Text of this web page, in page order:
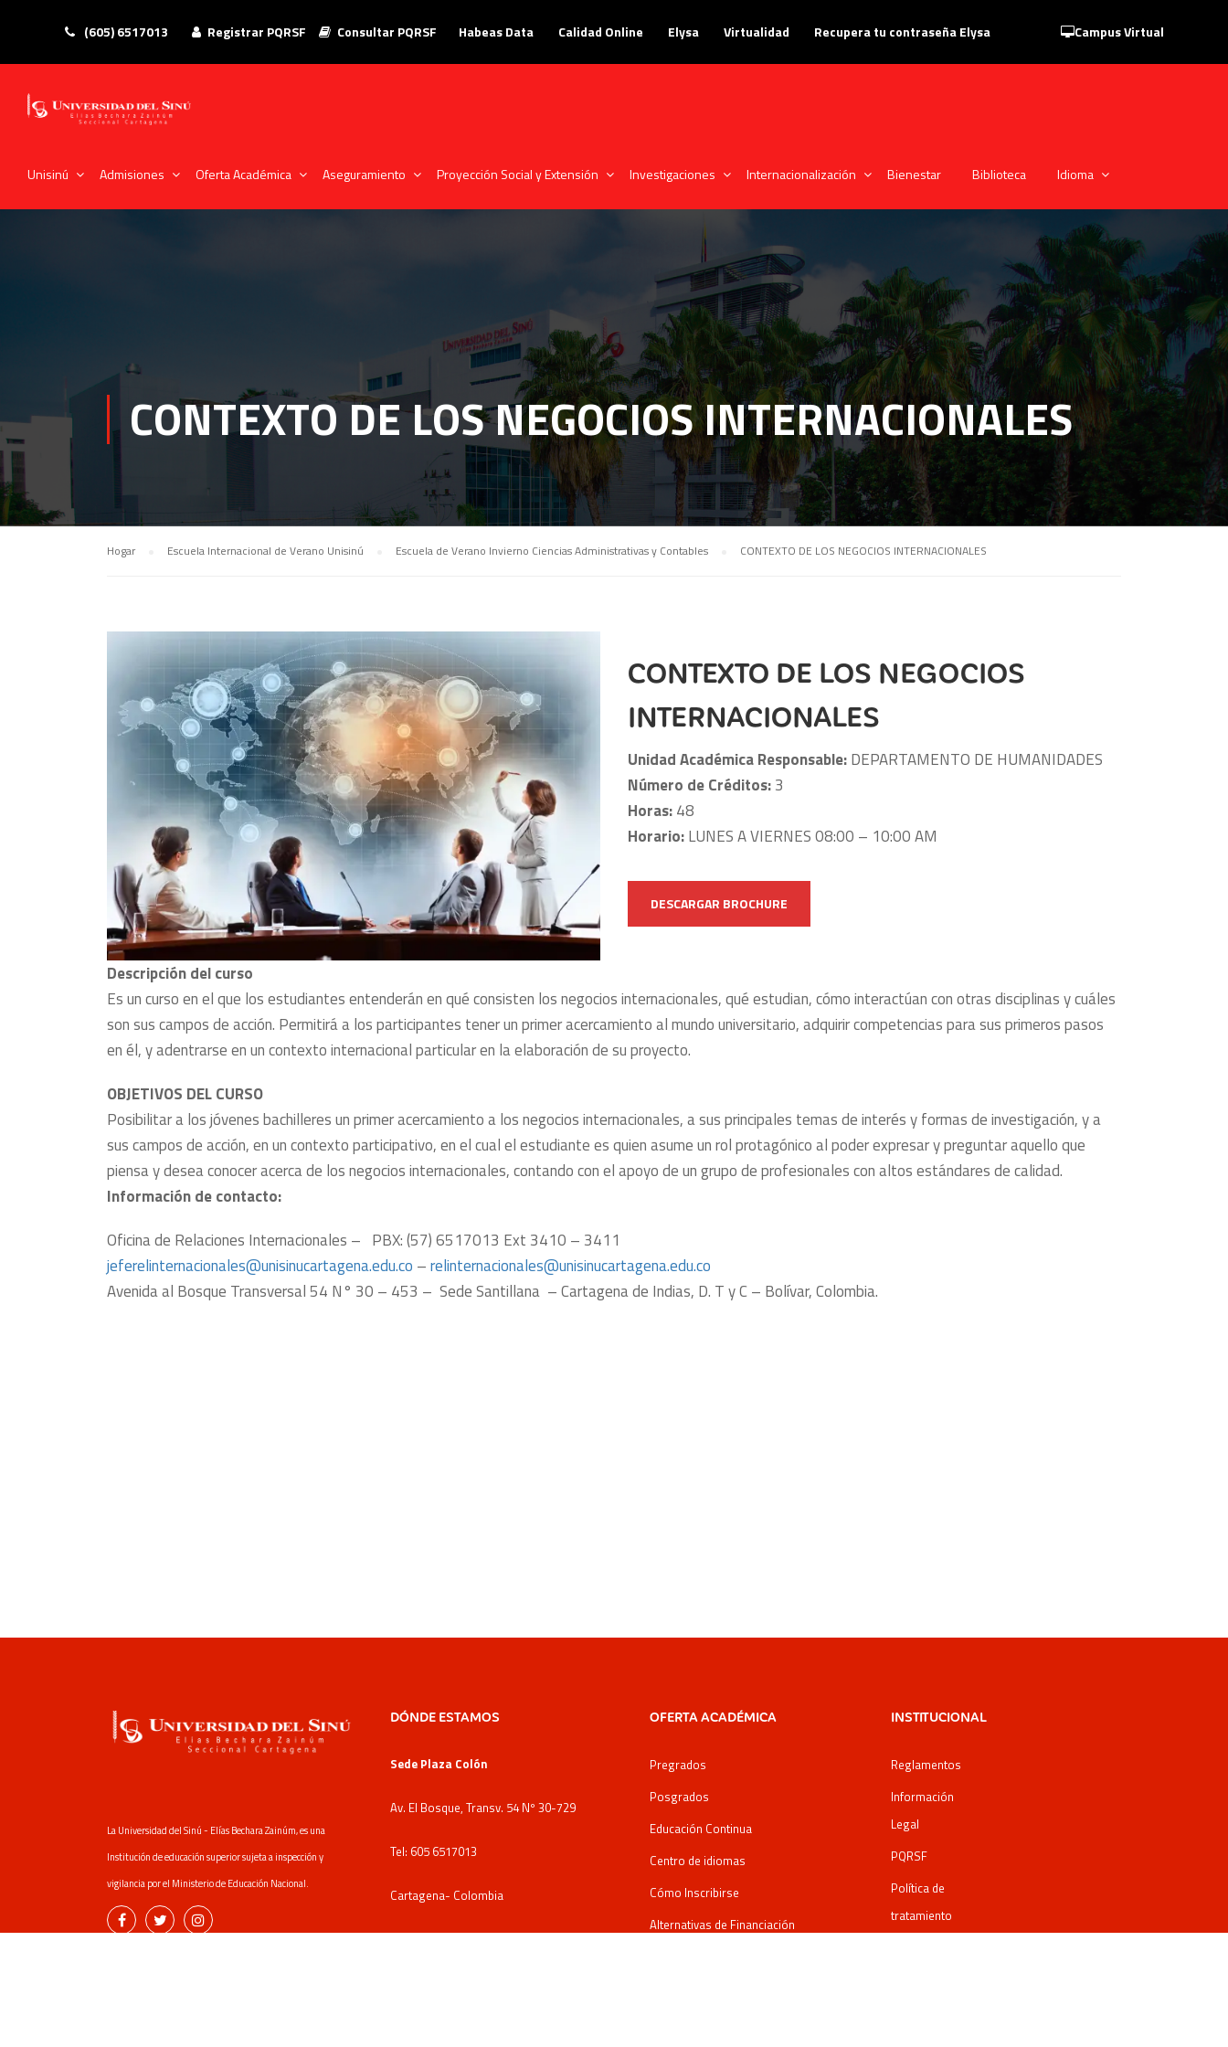
Campus Virtual
Habeas Data Calidad Online Elysa Virtualidad Recupera tu contraseña Elysa
(605) 6517013 Registrar PQRSF Consultar PQRSF
Unisinú Admisiones Oferta Académica Aseguramiento Proyección Social y Extensión Investigaciones Internacionalización Bienestar Biblioteca Idioma
CONTEXTO DE LOS NEGOCIOS INTERNACIONALES
Hogar Escuela Internacional de Verano Unisinú Escuela de Verano Invierno Ciencias Administrativas y Contables CONTEXTO DE LOS NEGOCIOS INTERNACIONALES
CONTEXTO DE LOS NEGOCIOS
INTERNACIONALES
Unidad Académica Responsable:DEPARTAMENTO DE HUMANIDADES
Número de Créditos:3
Horas:48
Horario:LUNES A VIERNES 08:00 – 10:00 AM
DESCARGAR BROCHURE
Descripción del curso
Es un curso en el que los estudiantes entenderán en qué consisten los negocios internacionales, qué estudian, cómo interactúan con otras disciplinas y cuáles
son sus campos de acción. Permitirá a los participantes tener un primer acercamiento al mundo universitario, adquirir competencias para sus primeros pasos
en él, y adentrarse en un contexto internacional particular en la elaboración de su proyecto.
OBJETIVOS DEL CURSO
Posibilitar a los jóvenes bachilleres un primer acercamiento a los negocios internacionales, a sus principales temas de interés y formas de investigación, y a
sus campos de acción, en un contexto participativo, en el cual el estudiante es quien asume un rol protagónico al poder expresar y preguntar aquello que
piensa y desea conocer acerca de los negocios internacionales, contando con el apoyo de un grupo de profesionales con altos estándares de calidad.
Información de contacto:
Oficina de Relaciones Internacionales – PBX: (57) 6517013 Ext 3410 – 3411
jeferelinternacionales@unisinucartagena.edu.co –relinternacionales@unisinucartagena.edu.co
Avenida al Bosque Transversal 54 N° 30 – 453 – Sede Santillana – Cartagena de Indias, D. T y C – Bolívar, Colombia.
La Universidad del Sinú - Elías Bechara Zainúm, es una
Institución de educación superior sujeta a inspección y
vigilancia por el Ministerio de Educación Nacional.
DÓNDE ESTAMOS
Sede Plaza Colón
Av. El Bosque, Transv. 54 Nº 30-729
Tel: 605 6517013
Cartagena- Colombia
Sede Campus Santillana
OFERTA ACADÉMICA
Pregrados
Posgrados
Educación Continua
Centro de idiomas
Cómo Inscribirse
Alternativas de Financiación
INSTITUCIONAL
Reglamentos
Información
Legal
PQRSF
Política de
tratamiento